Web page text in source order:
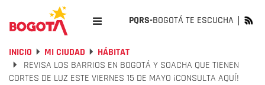
PQRS-BOGOTÁ TE ESCUCHA
INICIO MI CIUDAD
HÁBITAT
REVISA LOS BARRIOS EN BOGOTÁ Y SOACHA QUE TIENEN
CORTES DE LUZ ESTE VIERNES 15 DE MAYO ¡CONSULTA AQUÍ!